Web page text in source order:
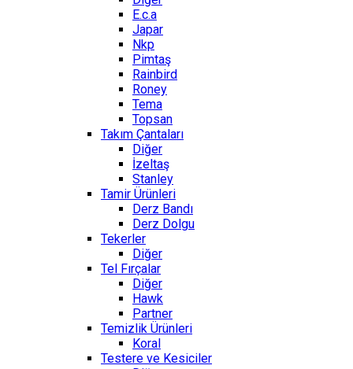
E.c.a
Japar
Nkp
Pimtaş
Rainbird
Roney
Tema
Topsan
Takım Çantaları
Diğer
İzeltaş
Stanley
Tamir Ürünleri
Derz Bandı
Derz Dolgu
Tekerler
Diğer
Tel Fırçalar
Diğer
Hawk
Partner
Temizlik Ürünleri
Koral
Testere ve Kesiciler